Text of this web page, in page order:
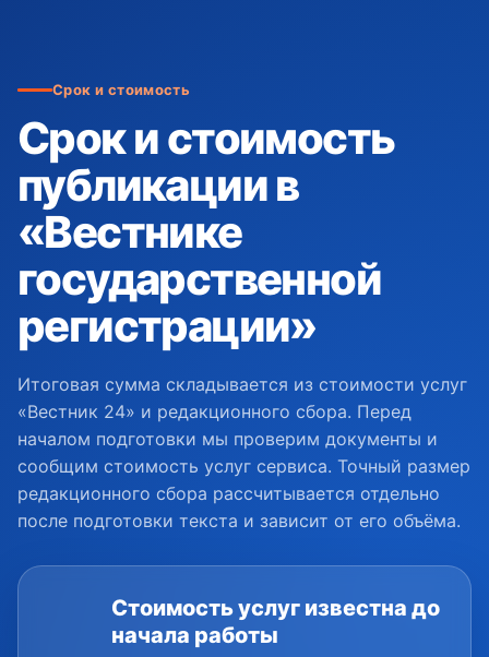
Срок и стоимость
Срок и стоимость
публикации в
«Вестнике
государственной
регистрации»
Итоговая сумма складывается из стоимости услуг
«Вестник 24» и редакционного сбора. Перед
началом подготовки мы проверим документы и
сообщим стоимость услуг сервиса. Точный размер
редакционного сбора рассчитывается отдельно
после подготовки текста и зависит от его объёма.
Стоимость услуг известна до
начала работы